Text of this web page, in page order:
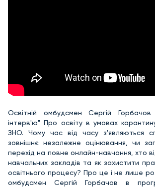
Освітній омбудсмен Сергій
інтерв'ю" Про освіту в умовах
ЗНО. Чому час від часу з'являються
зовнішнє незалежне оцінювання, чи
перехід на повне онлайн-навчання, хто
навчальних закладів та як захистити
освітнього процесу? Про це і не лише
омбудсмен Сергій Горбачов в